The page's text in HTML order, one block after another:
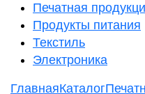
Печатная
Продукты питания
Текстиль
Электроника
ГлавнаяКаталог